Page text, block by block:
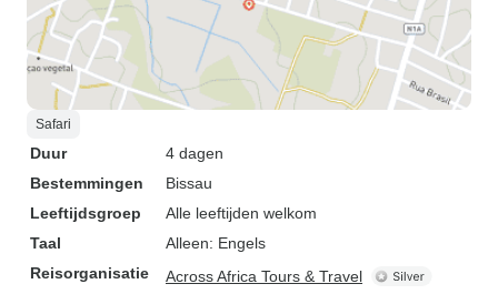
Safari
Duur
4 dagen
Bestemmingen
Bissau
Leeftijdsgroep
Alle leeftijden welkom
Taal
Alleen: Engels
Reisorganisatie
Across Africa Tours & Travel